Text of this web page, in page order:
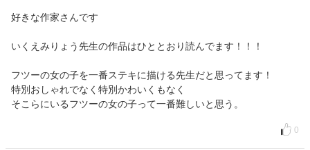
好きな作家さんです
いくえみりょう先生の作品はひととおり読んでます！！！
フツーの女の子を一番ステキに描ける先生だと思ってます！
特別おしゃれでなく特別かわいくもなく
そこらにいるフツーの女の子って一番難しいと思う。
0